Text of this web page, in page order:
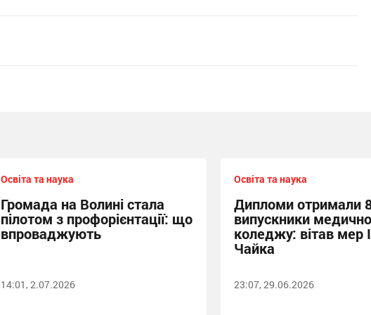
Освіта та наука
Громада на Волині стала
пілотом з профорієнтації: що
впроваджують
14:01, 2.07.2026
Освіта та наука
Дипломи отримали
випускники
коледжу: вітав мер
Чайка
23:07, 29.06.2026